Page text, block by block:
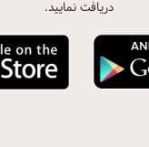
دریافت نمایید.